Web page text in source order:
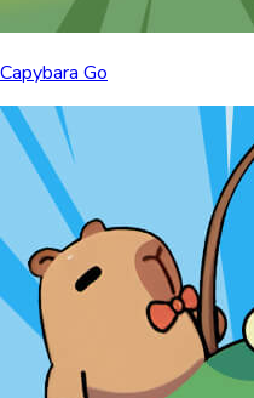
Capybara Go